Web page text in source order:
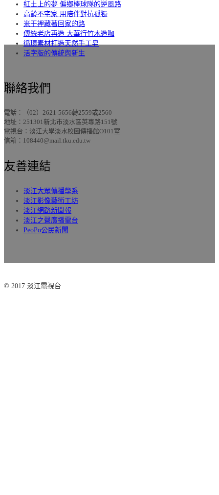
紅土上的夢 偏鄉棒球隊的逆風路
高齡不宅家 用陪伴對抗孤獨
米干裡藏著回家的路
傳統老店再造 大華行竹木造咖
循環素材打造天然手工皂
活字版的傳統與新生
聯絡我們
電話：（02）2621-5656轉2559或2560
地址：251301新北市淡水區英專路151號
電視台：淡江大學淡水校園傳播館O101室
信箱：108440@mail.tku.edu.tw
友善連結
淡江大眾傳播學系
淡江影像藝術工坊
淡江網路新聞報
淡江之聲廣播電台
PeoPo公民新聞
© 2017 淡江電視台